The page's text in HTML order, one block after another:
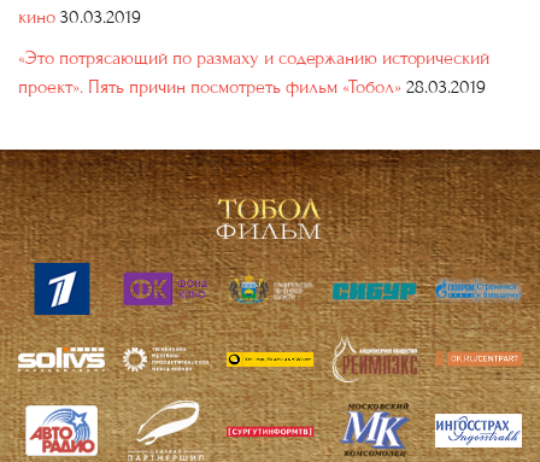
кино 30.03.2019
«Это потрясающий по размаху и содержанию исторический
проект». Пять причин посмотреть фильм «Тобол» 28.03.2019